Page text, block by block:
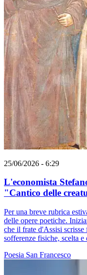
25/06/2026 - 6:29
L'economista
"Cantico delle
Per una breve rubrica
delle opere poetiche.
che il frate d'Assisi
sofferenze fisiche, scelta
Poesia San Francesco